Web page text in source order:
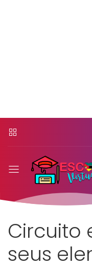
Circuito
seus